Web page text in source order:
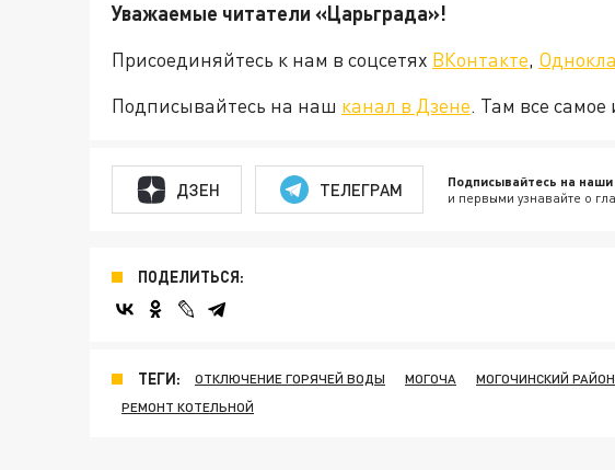
Уважаемые читатели «Царьграда»!
Присоединяйтесь к нам в соцсетях ВКонтакте,
Подписывайтесь на наш канал в Дзене. Там все самое
ДЗЕН ТЕЛЕГРАМ Подписывайтесь на
и первыми узнавайте о
ПОДЕЛИТЬСЯ:
ТЕГИ: ОТКЛЮЧЕНИЕ ГОРЯЧЕЙ ВОДЫ МОГОЧА МОГОЧИНСКИЙ РАЙОН
РЕМОНТ КОТЕЛЬНОЙ